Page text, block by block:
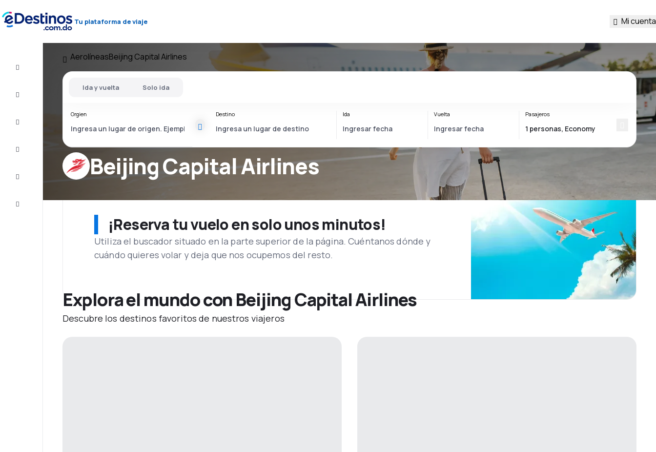
Tu plataforma de viaje Mi cuenta
Atención
AerolíneasBeijing Capital Airlines
Beijing Capital Airlines
Ida y vuelta Solo ida
Orgien Destino Ida Vuelta Pasajeros
¡Reserva tu vuelo en solo unos minutos!
Utiliza el buscador situado en la parte superior de la página. Cuéntanos dónde y
cuándo quieres volar y deja que nos ocupemos del resto.
Explora el mundo con Beijing Capital Airlines
Descubre los destinos favoritos de nuestros viajeros